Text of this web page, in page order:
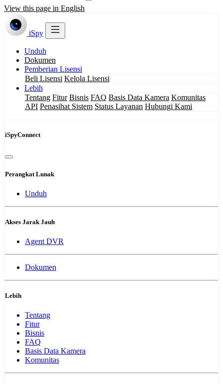
View this page in English
iSpy
Unduh
Dokumen
Pemberian Lisensi
Beli Lisensi Kelola Lisensi
Lebih
Tentang Fitur Bisnis FAQ Basis Data Kamera Komunitas
API Penasihat Sistem Status Layanan Hubungi Kami
iSpyConnect
Perangkat Lunak
Unduh
Akses Jarak Jauh
Agent DVR
Dokumen
Lebih
Tentang
Fitur
Bisnis
FAQ
Basis Data Kamera
Komunitas